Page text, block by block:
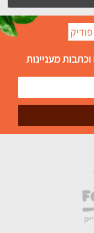
מעניינות